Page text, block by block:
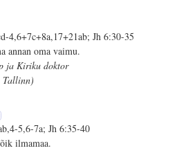
4,6+7c+8a,17+21ab; Jh 6:30-35
annan oma vaimu.
ja Kiriku doktor
Tallinn)
5,6-7a; Jh 6:35-40
ilmamaa.